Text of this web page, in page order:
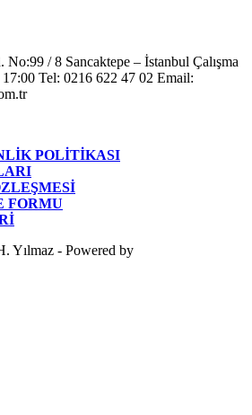
/ 8 Sancaktepe – İstanbul Çalışma
Tel: 0216 622 47 02 Email:
POLİTİKASI
FORMU
Yılmaz - Powered by